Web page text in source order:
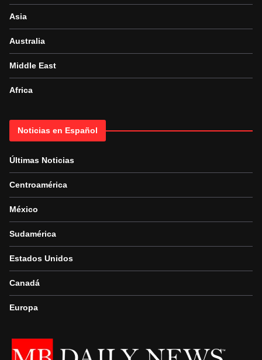
Asia
Australia
Middle East
Africa
Noticias en Español
Últimas Noticias
Centroamérica
México
Sudamérica
Estados Unidos
Canadá
Europa